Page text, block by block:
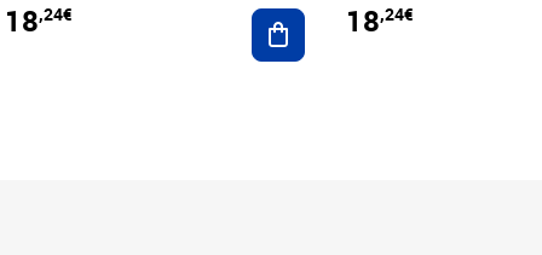
au panier
18,24€ Ajouter au panier
18,24€